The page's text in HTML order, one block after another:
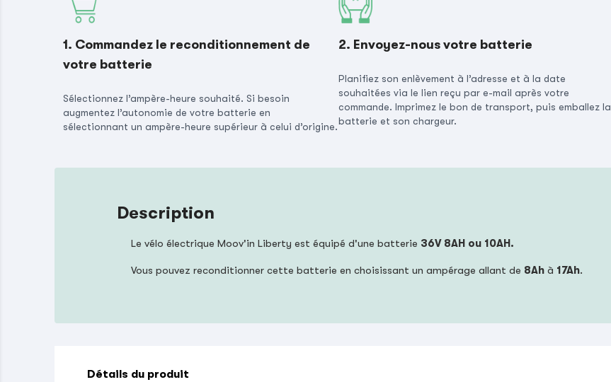
1. Commandez le reconditionnement de
votre batterie
Sélectionnez l’ampère-heure souhaité. Si besoin
augmentez l’autonomie de votre batterie en
sélectionnant un ampère-heure supérieur à celui d’origine.
2. Envoyez-nous votre batterie
Planifiez son enlèvement à l’adresse et à la date
souhaitées via le lien reçu par e-mail après votre
commande. Imprimez le bon de transport, puis emballez la
batterie et son chargeur.
Description
Le vélo électrique Moov'in Liberty est équipé d'une batterie 36V 8AH ou 10AH.
Vous pouvez reconditionner cette batterie en choisissant un ampérage allant de 8Ah à 17Ah.
Détails du produit